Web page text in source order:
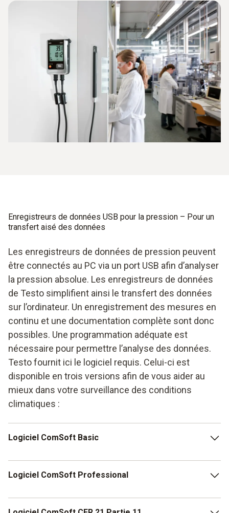
Enregistreurs de données USB pour la pression – Pour un
transfert aisé des données
Les enregistreurs de données de pression peuvent
être connectés au PC via un port USB afin d’analyser
la pression absolue. Les enregistreurs de données
de Testo simplifient ainsi le transfert des données
sur l’ordinateur. Un enregistrement des mesures en
continu et une documentation complète sont donc
possibles. Une programmation adéquate est
nécessaire pour permettre l’analyse des données.
Testo fournit ici le logiciel requis. Celui-ci est
disponible en trois versions afin de vous aider au
mieux dans votre surveillance des conditions
climatiques :
Logiciel ComSoft Basic
téléchargement et permet une programmation rapide des
Logiciel ComSoft Professional